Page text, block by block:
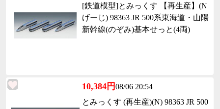
[鉄道模型]とみっくす 【再生産】(N
げーじ) 98363 JR 500系東海道・山陽
新幹線(のぞみ)基本せっと(4両)
10,384円08/06 20:54
とみっくす (再生産)(N) 98363 JR 500